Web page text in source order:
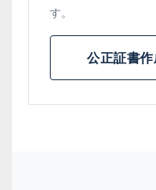
す。
公正証書